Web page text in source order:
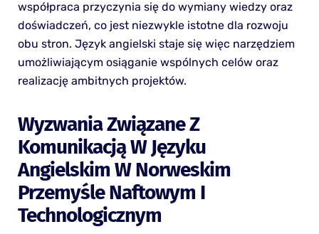
współpraca przyczynia się do wymiany wiedzy oraz
doświadczeń, co jest niezwykle istotne dla rozwoju
obu stron. Język angielski staje się więc narzędziem
umożliwiającym osiąganie wspólnych celów oraz
realizację ambitnych projektów.
Wyzwania Związane Z
Komunikacją W Języku
Angielskim W Norweskim
Przemyśle Naftowym I
Technologicznym